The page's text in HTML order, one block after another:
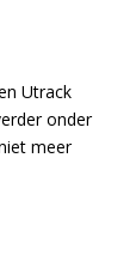
Utrack
onder
meer